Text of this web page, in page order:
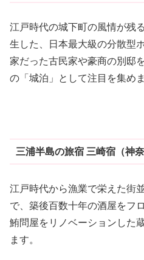
江戸時代の城下町の風情が残
生した、日本最大級の分散型
家だった古民家や豪商の別邸
の「城泊」として注目を集めま
三浦半島の旅宿 三崎宿（神
江戸時代から漁業で栄えた街
で、築後百数十年の酒屋をフ
鮪問屋をリノベーションした
ます。